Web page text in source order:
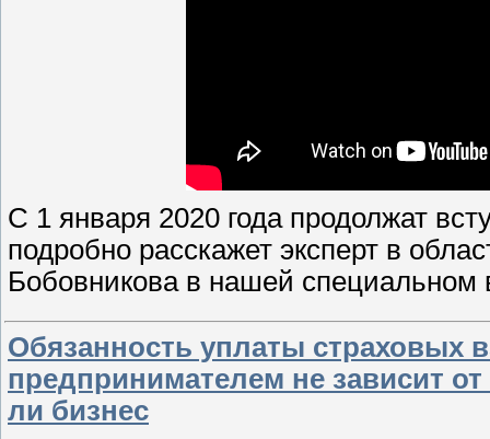
С 1 января 2020 года продолжат
подробно расскажет эксперт в
Бобовникова в нашей специальном
Обязанность уплаты страховых
предпринимателем не зависит
ли бизнес